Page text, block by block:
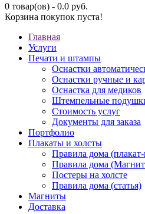
0 товар(ов) - 0.0 руб.
Корзина покупок пуста!
Главная
Услуги
Печати и штампы
Оснастки
Оснастки ручные и
Оснастка для медиков
Штемпельные
Стоимость услуг
Документы для заказа
Портфолио
Плакаты и холсты
Правила дома (плакат-
Правила дома
Постеры на холсте
Правила дома (статья)
Магниты
Доставка